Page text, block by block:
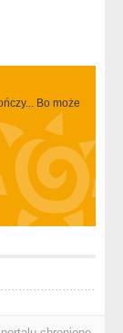
Bo może